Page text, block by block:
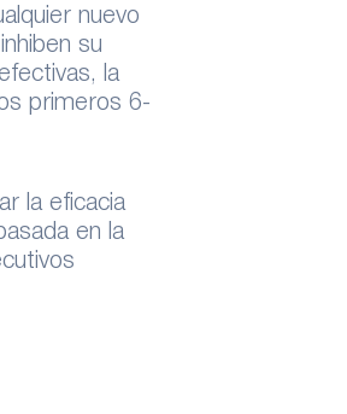
nuevo
su
la
primeros 6-
la eficacia
en la